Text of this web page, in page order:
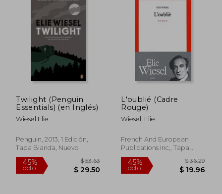
40%
dcto.
Twilight (Penguin
Essentials) (en Inglés)
Wiesel Elie
Penguin, 2013, 1 Edición,
Tapa Blanda, Nuevo
L'oublié (Cadre
Rouge)
Wiesel, Elie
French And European
Publications Inc,, Tapa
Blanda,Usado